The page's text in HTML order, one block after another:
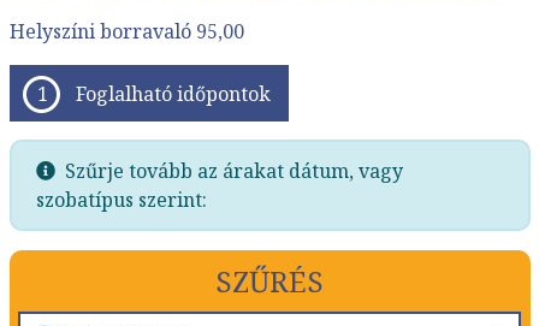
Helyszíni borravaló 95,00
Foglalható időpontok
Szűrje tovább az árakat dátum, vagy
szobatípus szerint:
SZŰRÉS